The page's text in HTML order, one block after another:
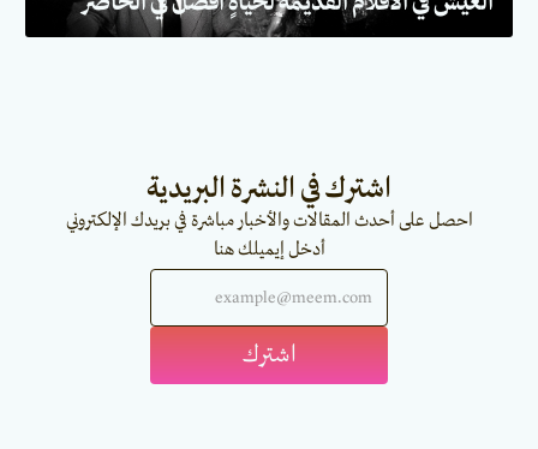
اشترك في النشرة البريدية
احصل على أحدث المقالات والأخبار مباشرة في بريدك الإلكتروني
أدخل إيميلك هنا